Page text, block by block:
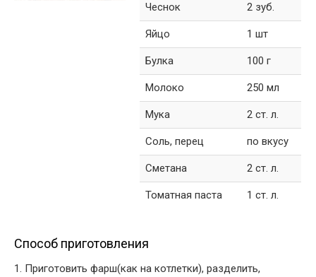
Чеснок 2 зуб.
Яйцо 1 шт
Булка 100 г
Молоко 250 мл
Мука 2 ст. л.
Соль, перец по вкусу
Сметана 2 ст. л.
Томатная паста 1 ст. л.
Способ приготовления
1. Приготовить фарш(как на котлетки), разделить,